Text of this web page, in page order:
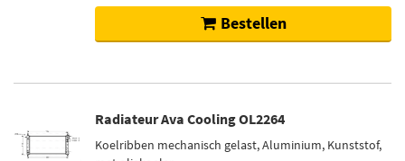
Bestellen
Radiateur Ava Cooling OL2264
Koelribben mechanisch gelast, Aluminium, Kunststof,